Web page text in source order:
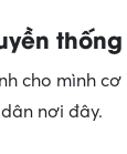
cho mình cơ
nơi đây.